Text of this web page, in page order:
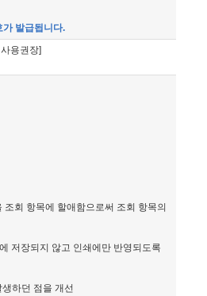
가 발급됩니다.
용권장]
회 항목에 할애함으로써 조회 항목의
저장되지 않고 인쇄에만 반영되도록
하던 점을 개선